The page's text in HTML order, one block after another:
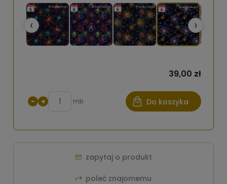
‹ ›
39,00 zł
− + mb Do koszyka
zapytaj o produkt
poleć znajomemu